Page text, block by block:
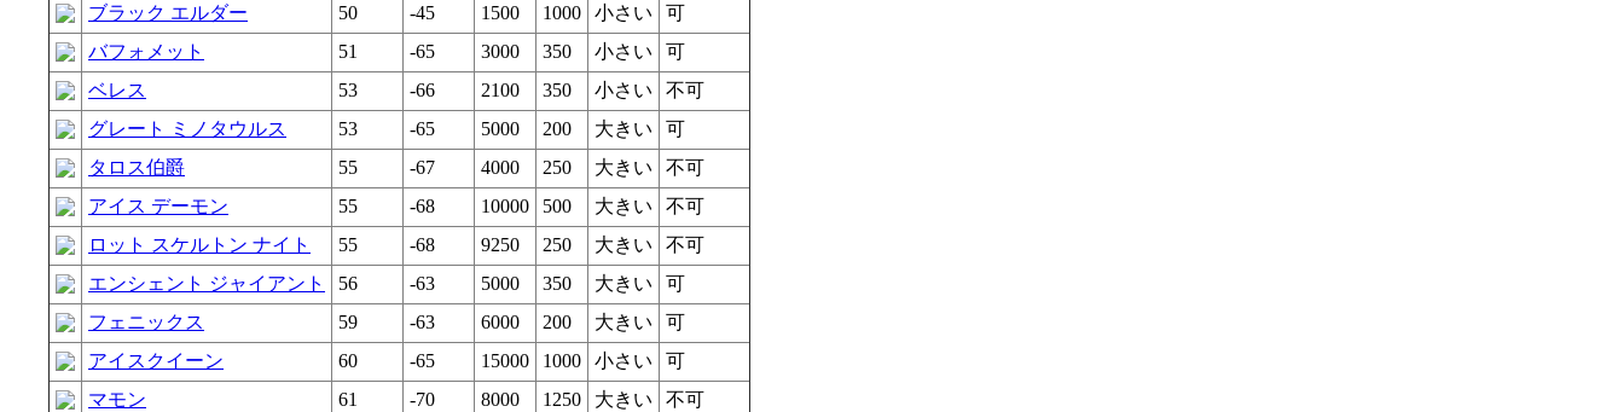
ブラック エルダー
50 -45 1500 1000 小さい
可
バフォメット
51 -65 3000 350 小さい
可
ベレス
53 -66 2100 350 小さい
不可
グレート ミノタウルス
53 -65 5000 200 大きい
可
タロス伯爵
55 -67 4000 250 大きい
不可
アイス デーモン
55 -68 10000 500 大きい
不可
ロット スケルトン ナイト
55 -68 9250 250 大きい
不可
エンシェント ジャイアント
56 -63 5000 350 大きい
可
フェニックス
59 -63 6000 200 大きい
可
アイスクイーン
60 -65 15000 1000 小さい
可
マモン
61 -70 8000 1250 大きい
不可